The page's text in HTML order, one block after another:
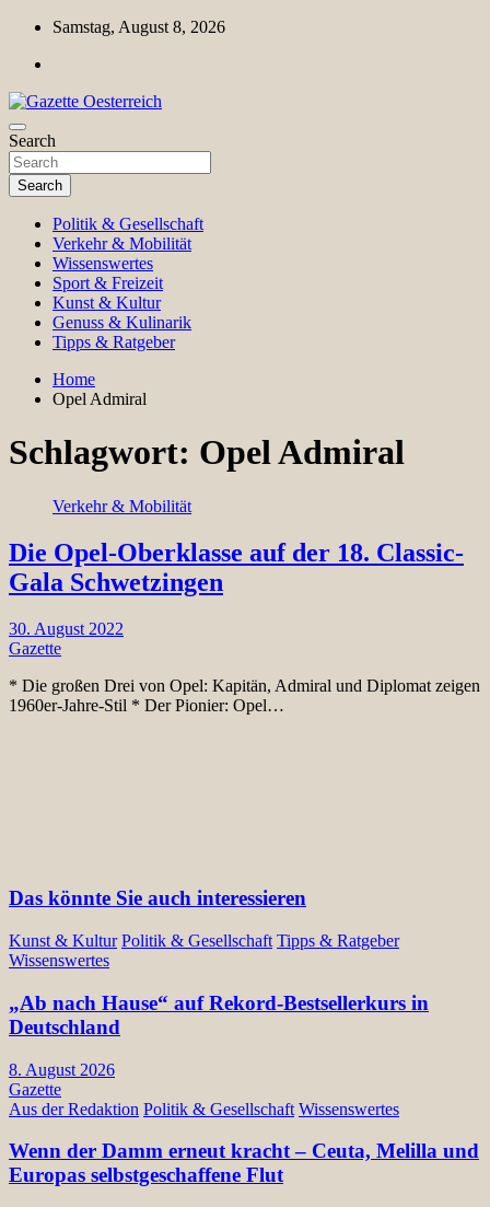
Skip
content
Samstag, August 8, 2026
Gazette Oesterreich
Magazin für Freizeit, Politik, Kultur & Wissenschaft
Search
Search
Politik & Gesellschaft
Verkehr & Mobilität
Wissenswertes
Sport & Freizeit
Kunst & Kultur
Genuss & Kulinarik
Tipps & Ratgeber
Home
Opel Admiral
Schlagwort: Opel Admiral
Verkehr & Mobilität
Die Opel-Oberklasse auf der 18. Classic-
Gala Schwetzingen
30. August 2022
Gazette
* Die großen Drei von Opel: Kapitän, Admiral und Diplomat zeigen
1960er-Jahre-Stil * Der Pionier: Opel…
Das könnte Sie auch interessieren
Kunst & Kultur Politik & Gesellschaft Tipps & Ratgeber
Wissenswertes
„Ab nach Hause“ auf Rekord-Bestsellerkurs in
Deutschland
8. August 2026
Gazette
Aus der Redaktion Politik & Gesellschaft Wissenswertes
Wenn der Damm erneut kracht – Ceuta, Melilla und
Europas selbstgeschaffene Flut